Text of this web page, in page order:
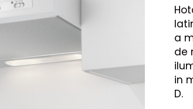
a
de
in
D.